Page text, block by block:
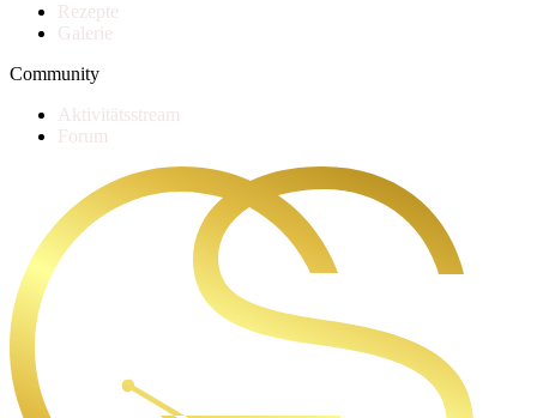
Rezepte
Galerie
Community
Aktivitätsstream
Forum